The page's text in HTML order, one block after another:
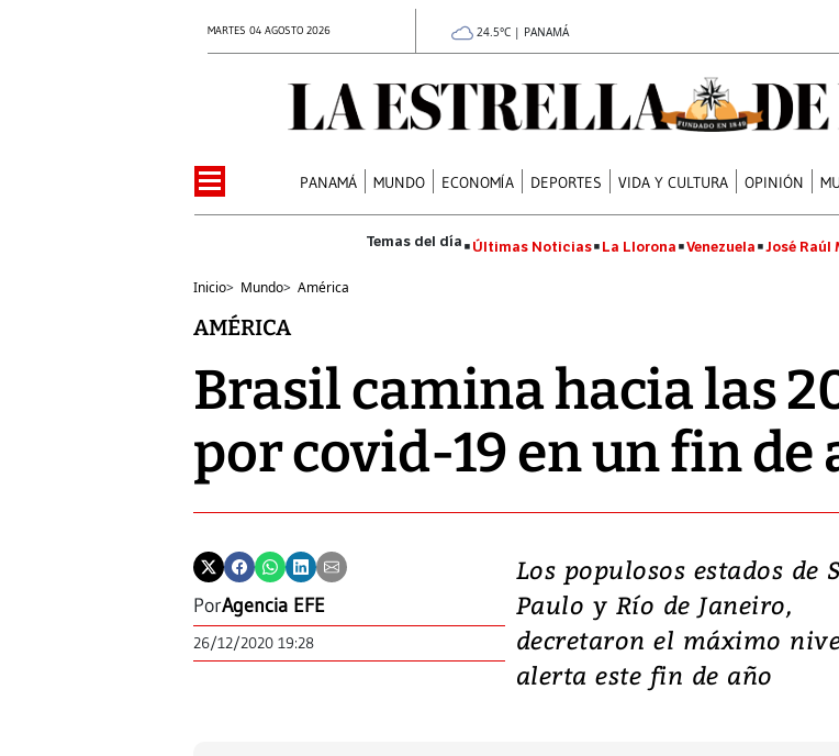
MARTES 04 AGOSTO 2026 24.5°C | PANAMÁ
PANAMÁ MUNDO ECONOMÍA DEPORTES VIDA Y CULTURA OPINIÓN
Últimas Noticias La Llorona Venezuela José Raúl
Inicio> Mundo> América
AMÉRICA
Brasil camina hacia las
por covid-19 en un fin
PorAgencia EFE
26/12/2020 19:28
Los populosos estados de
Paulo y Río de Janeiro,
decretaron el máximo
alerta este fin de año
Video, Japón:
deja heridos y
daños en